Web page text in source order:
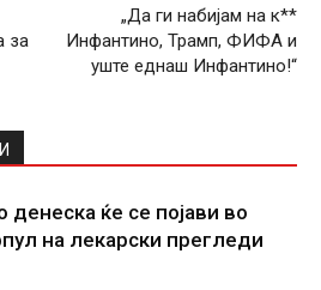
за
„Да ги набијам на к**
Инфантино, Трамп, ФИФА и
уште еднаш Инфантино!“
денеска ќе се појави во
на лекарски прегледи